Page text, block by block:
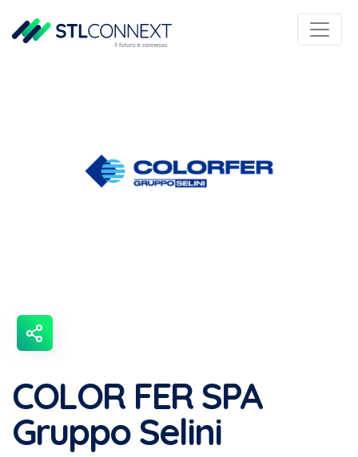
COLOR FER SPA
Gruppo Selini